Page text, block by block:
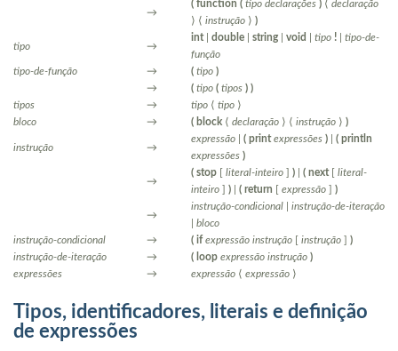
→
( function ( tipo declarações ) ⟨ declaração
⟩ ⟨ instrução ⟩ )
tipo →
int double string void tipo !
tipo-de-
função
tipo-de-função
→ ( tipo )
→
( tipo ( tipos ) )
tipos
→ tipo ⟨ tipo ⟩
bloco
→ ( block ⟨ declaração ⟩ ⟨ instrução ⟩ )
instrução →
expressão ( print expressões ) ( println
expressões )
→
( stop [ literal-inteiro ] ) ( next[ literal-
inteiro ] ) ( return [ expressão ] )
→
instrução-condicional
instrução-de-iteração
bloco
instrução-condicional
→ ( if expressão instrução [ instrução ] )
instrução-de-iteração
→ ( loop expressão instrução )
expressões
→ expressão ⟨ expressão ⟩
Tipos, identificadores, literais e definição
de expressões